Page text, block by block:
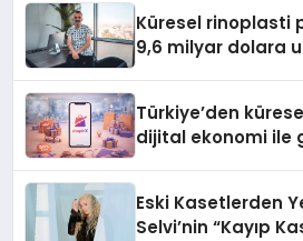
Küresel rinoplasti
9,6 milyar dolara
Türkiye’den
dijital ekonomi ile
Eski Kasetlerden
Selvi’nin “Kayıp